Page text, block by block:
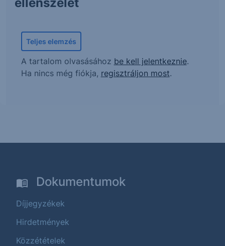
Teljes elemzés
A tartalom olvasásához be kell jelentkeznie.
Ha nincs még fiókja, regisztráljon most.
Dokumentumok
Díjjegyzékek
Hirdetmények
Közzétételek